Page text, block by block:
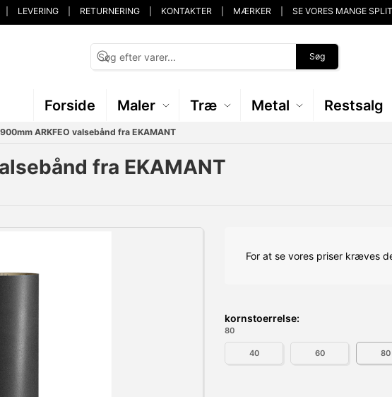
LEVERING RETURNERING KONTAKTER MÆRKER SE VORES MANGE
Søg
Forside Maler Træ Metal Restsalg
ARKFEO valsebånd fra EKAMANT
fra EKAMANT
For at se vores priser kræves
kornstoerrelse:
80
40 60 80